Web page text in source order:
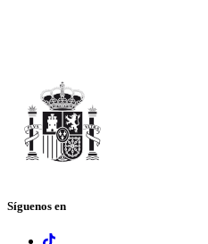
Síguenos en